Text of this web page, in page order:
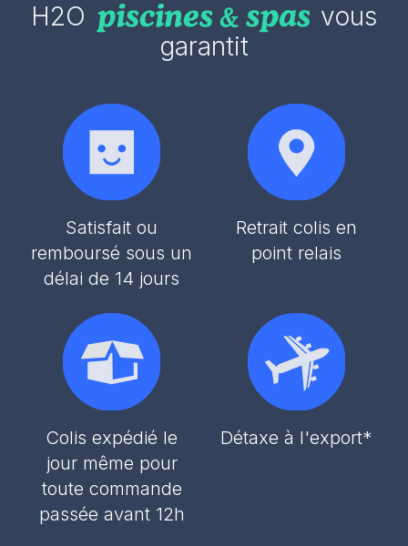
H2O
vous
garantit
Satisfait ou
remboursé sous un
délai de 14 jours
Retrait colis en
point relais
Colis expédié le
jour même pour
toute commande
passée avant 12h
Détaxe à l'export*